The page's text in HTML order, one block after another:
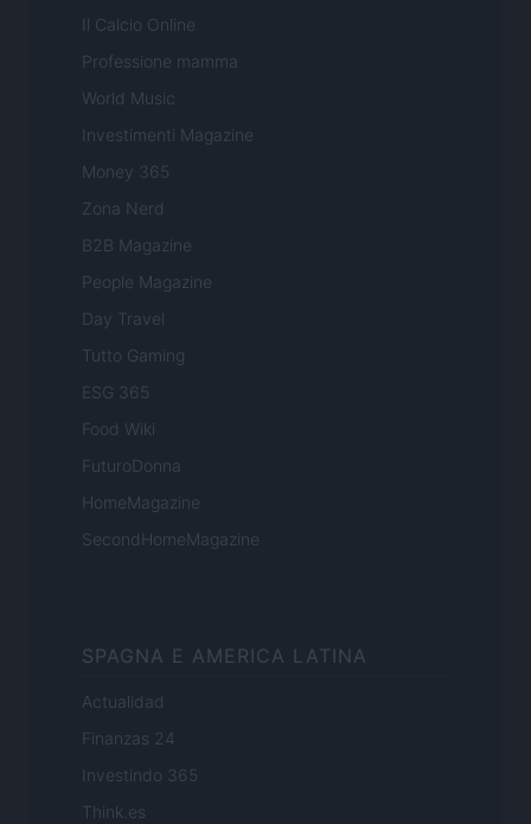
Il Calcio Online
Professione mamma
World Music
Investimenti Magazine
Money 365
Zona Nerd
B2B Magazine
People Magazine
Day Travel
Tutto Gaming
ESG 365
Food Wiki
FuturoDonna
HomeMagazine
SecondHomeMagazine
SPAGNA E AMERICA LATINA
Actualidad
Finanzas 24
Investindo 365
Think.es